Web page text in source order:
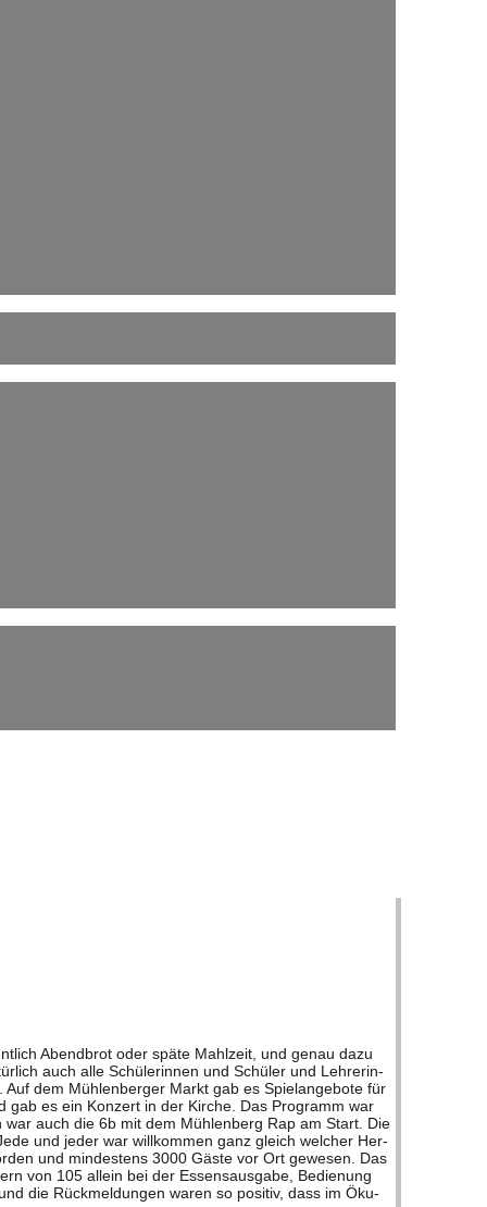
Abend­brot oder späte Mahl­zeit, und genau dazu
auch alle Schü­le­rin­nen und Schü­ler und Leh­re­rin­
dem Müh­len­ber­ger Markt gab es Spiel­an­ge­bote für
es ein Kon­zert in der Kir­che. Das Pro­gramm war
auch die 6b mit dem Müh­len­berg Rap am Start. Die
und jeder war will­kom­men ganz gleich wel­cher Her­
und min­des­tens 3000 Gäste vor Ort gewe­sen. Das
von 105 allein bei der Essens­aus­gabe, Bedie­nung
die Rück­mel­dun­gen waren so posi­tiv, dass im Öku­